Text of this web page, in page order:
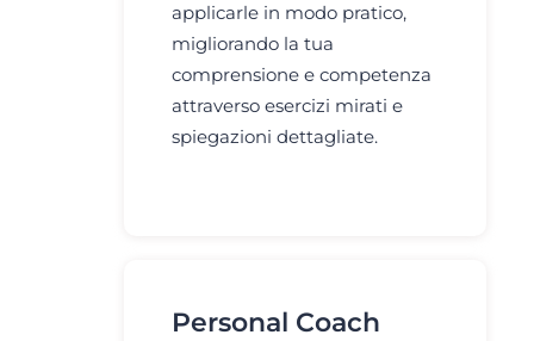
applicarle in modo pratico,
migliorando la tua
comprensione e competenza
attraverso esercizi mirati e
spiegazioni dettagliate.
Personal Coach